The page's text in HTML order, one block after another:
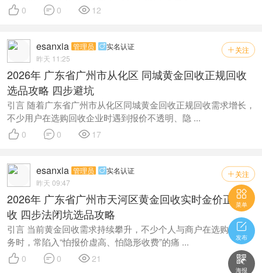
 0  0  12
 关注
esanxia 管理员 实名认证
昨天 11:25
2026年 广东省广州市从化区 同城黄金回收正规回收
选品攻略 四步避坑
引言 随着广东省广州市从化区同城黄金回收正规回收需求增长，
不少用户在选购回收企业时遇到报价不透明、隐 ...
 0  0  17
 关注
esanxia 管理员 实名认证
昨天 09:47
2026年 广东省广州市天河区黄金回收实时金价正规回
收 四步法闭坑选品攻略
引言 当前黄金回收需求持续攀升，不少个人与商户在选购回收服
务时，常陷入“怕报价虚高、怕隐形收费”的痛 ...
 0  0 21

菜单

发布

海报